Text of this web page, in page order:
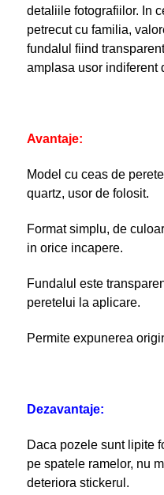
detaliile fotografiilor. In
petrecut cu familia,
fundalul fiind
amplasa usor indiferent
Avantaje:
Model cu ceas de
quartz, usor de folosit.
Format simplu, de
in orice incapere.
Fundalul este
peretelui la aplicare.
Permite expunerea
Dezavantaje:
Daca pozele sunt lipite
pe spatele ramelor, nu
deteriora stickerul.